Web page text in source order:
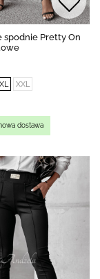
spodnie Pretty On
XL XXL
dostawa